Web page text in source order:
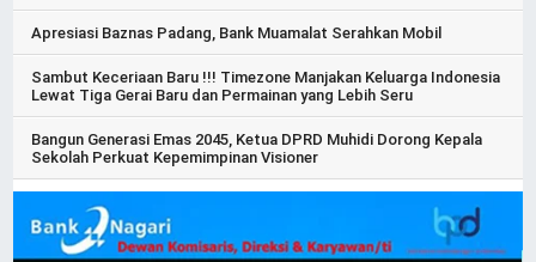
Apresiasi Baznas Padang, Bank Muamalat Serahkan Mobil
Sambut Keceriaan Baru !!! Timezone Manjakan Keluarga Indonesia
Lewat Tiga Gerai Baru dan Permainan yang Lebih Seru
Bangun Generasi Emas 2045, Ketua DPRD Muhidi Dorong Kepala
Sekolah Perkuat Kepemimpinan Visioner